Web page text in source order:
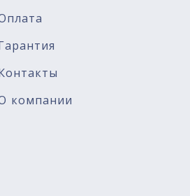
компании